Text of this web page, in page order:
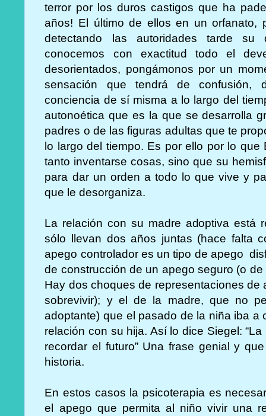
terror por los duros castigos que ha
años! El último de ellos en un orfanato,
detectando las autoridades tarde su
conocemos con exactitud todo el
desorientados, pongámonos por un
sensación que tendrá de confusión,
conciencia de sí misma a lo largo del
autonoética que es la que se desarrolla
padres o de las figuras adultas que te
lo largo del tiempo. Es por ello por lo que
tanto inventarse cosas, sino que su
para dar un orden a todo lo que vive y
que le desorganiza.
La relación con su madre adoptiva está
sólo llevan dos años juntas (hace falta
apego controlador es un tipo de apego
de construcción de un apego seguro (o
Hay dos choques de representaciones de
sobrevivir); y el de la madre, que no
adoptante) que el pasado de la niña iba a
relación con su hija. Así lo dice Siegel:
recordar el futuro” Una frase genial y
historia.
En estos casos la psicoterapia es
el apego que permita al niño vivir una